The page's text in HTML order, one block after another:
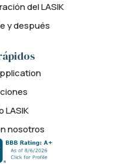
del LASIK
y después
LASIK
nosotros